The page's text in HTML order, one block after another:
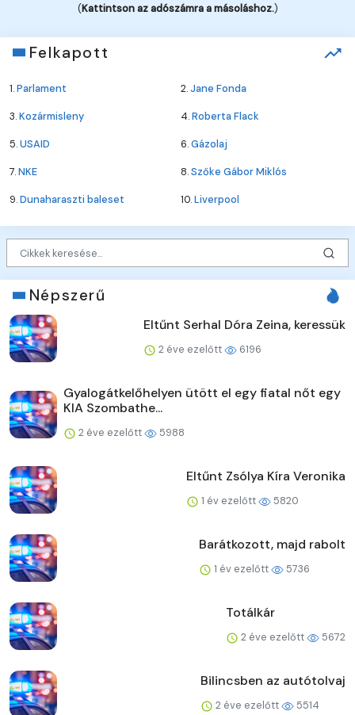
(Kattintson az adószámra a másoláshoz.)
Felkapott
1.Parlament 2.Jane Fonda
3.Kozármisleny 4.Roberta Flack
5.USAID 6.Gázolaj
7.NKE 8.Szőke Gábor Miklós
9.Dunaharaszti baleset 10.Liverpool
Népszerű
Eltűnt Serhal Dóra Zeina, keressük
2 éve ezelőtt 6196
Gyalogátkelőhelyen ütött el egy fiatal nőt egy
KIA Szombathe...
2 éve ezelőtt 5988
Eltűnt Zsólya Kíra Veronika
1 év ezelőtt 5820
Barátkozott, majd rabolt
1 év ezelőtt 5736
Totálkár
2 éve ezelőtt 5672
Bilincsben az autótolvaj
2 éve ezelőtt 5514